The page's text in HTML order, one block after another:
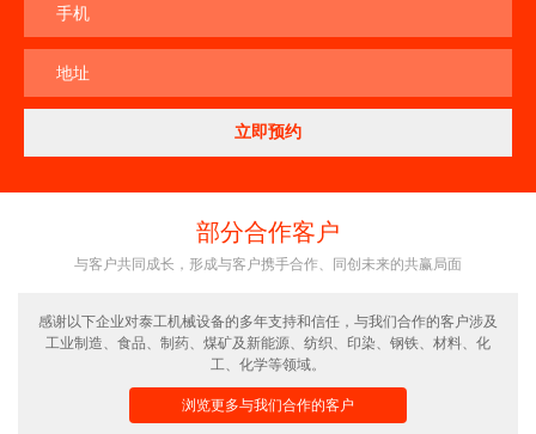
手机
地址
部分合作客户
与客户共同成长，形成与客户携手合作、同创未来的共赢局面
感谢以下企业对泰工机械设备的多年支持和信任，与我们合作的客户涉及
工业制造、食品、制药、煤矿及新能源、纺织、印染、钢铁、材料、化
工、化学等领域。
浏览更多与我们合作的客户